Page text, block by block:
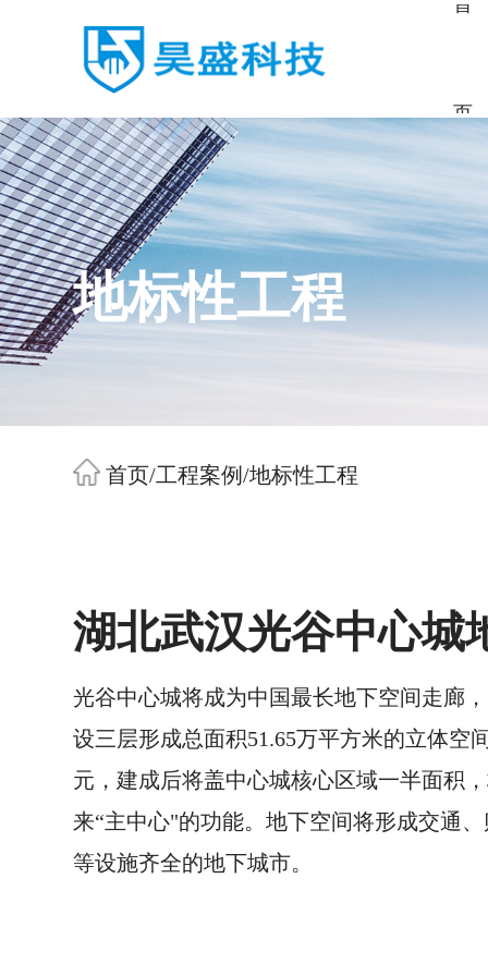
首
页
地标性工程
首页/工程案例/地标性工程
湖北武汉光谷中心城
光谷中心城将成为中国最长地下空间走廊
设三层形成总面积51.65万平方米的立体空
元，建成后将盖中心城核心区域一半面积
来“主中心"的功能。地下空间将形成交通
等设施齐全的地下城市。